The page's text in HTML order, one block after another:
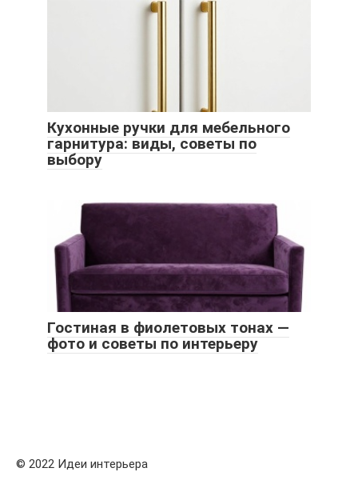
Кухонные ручки для мебельного
гарнитура: виды, советы по
выбору
Гостиная в фиолетовых тонах —
фото и советы по интерьеру
© 2022 Идеи интерьера